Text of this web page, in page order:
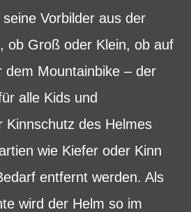
Vorbilder aus der
ob Groß oder Klein, ob auf
dem Mountainbike – der
alle Kids und
Kinnschutz des Helmes
wie Kiefer oder Kinn
entfernt werden. Als
wird der Helm so im